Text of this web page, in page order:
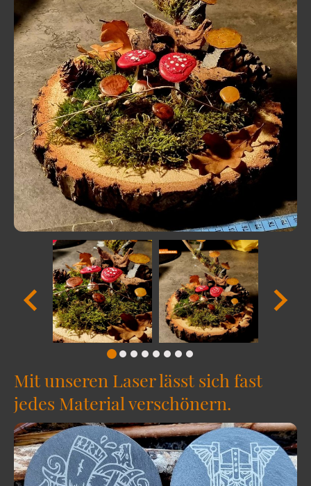
Mit unseren Laser lässt sich fast
jedes Material verschönern.